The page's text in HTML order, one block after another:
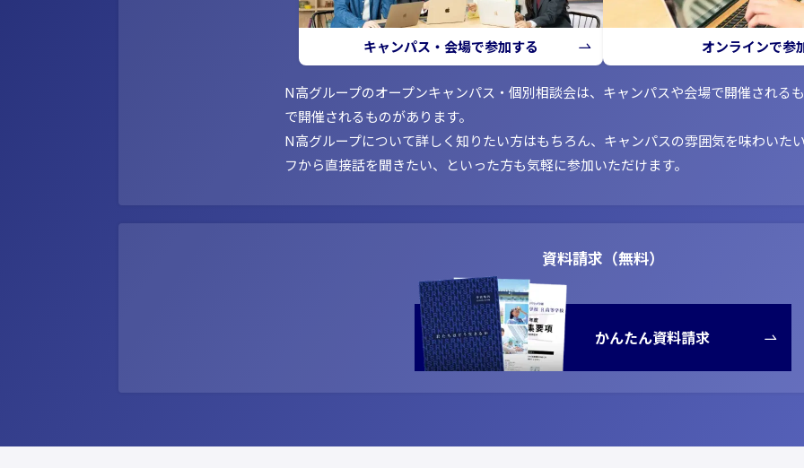
キャンパス・会場で参加する オンラインで参
N高グループのオープンキャンパス・個別相談会は、キャンパスや会場で開催される
で開催されるものがあります。
N高グループについて詳しく知りたい方はもちろん、キャンパスの雰囲気を味わいた
フから直接話を聞きたい、といった方も気軽に参加いただけます。
資料請求（無料）
かんたん資料請求